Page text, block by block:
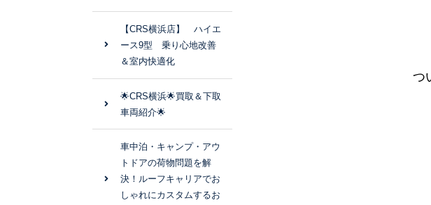
つ
【CRS横浜店】 ハイエ
ース9型 乗り心地改善
＆室内快適化
🌟CRS横浜🌟買取＆下取
車両紹介🌟
車中泊・キャンプ・アウ
トドアの荷物問題を解
決！ルーフキャリアでお
しゃれにカスタムするお